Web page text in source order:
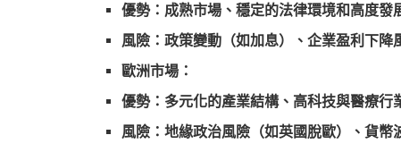
優勢：成熟市場、穩定的法律環境和高度發
風險：政策變動（如加息）、企業盈利下降
歐洲市場 ：
優勢：多元化的產業結構、高科技與醫療行
風險：地緣政治風險（如英國脫歐）、貨幣